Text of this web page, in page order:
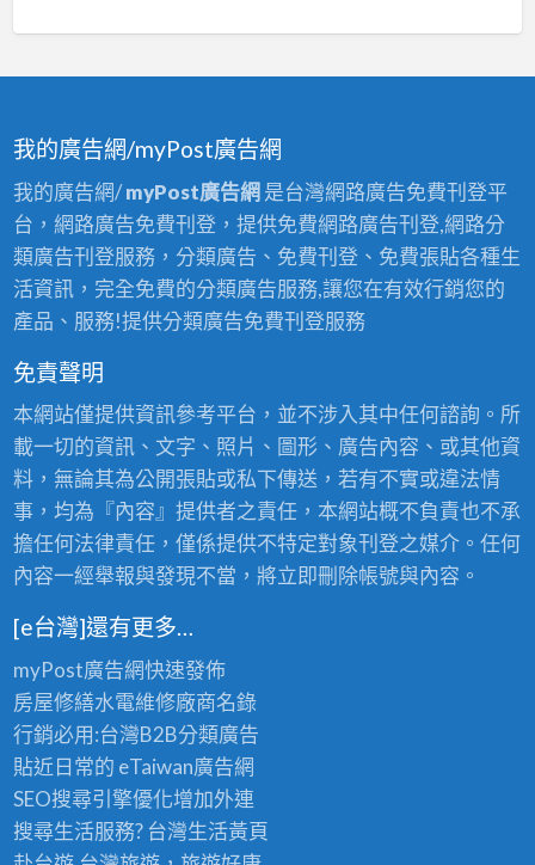
我的廣告網/myPost廣告網
我的廣告網/myPost廣告網是台灣網路廣告免費刊登平
台，網路廣告免費刊登，提供免費網路廣告刊登,網路分
類廣告刊登服務，分類廣告、免費刊登、免費張貼各種生
活資訊，完全免費的分類廣告服務,讓您在有效行銷您的
產品、服務!提供分類廣告免費刊登服務
免責聲明
本網站僅提供資訊參考平台，並不涉入其中任何諮詢。所
載一切的資訊、文字、照片、圖形、廣告內容、或其他資
料，無論其為公開張貼或私下傳送，若有不實或違法情
事，均為『內容』提供者之責任，本網站概不負責也不承
擔任何法律責任，僅係提供不特定對象刊登之媒介。任何
內容一經舉報與發現不當，將立即刪除帳號與內容。
[e台灣]還有更多…
myPost廣告網快速發佈
房屋修繕水電維修廠商名錄
行銷必用:台灣B2B分類廣告
貼近日常的 eTaiwan廣告網
SEO搜尋引擎優化增加外連
搜尋生活服務? 台灣生活黃頁